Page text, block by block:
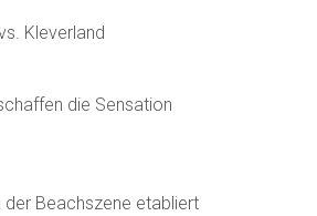
Kleverland
die Sensation
der Beachszene etabliert